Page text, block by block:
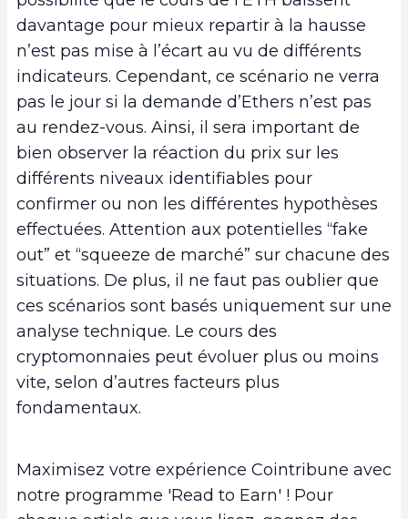
davantage pour mieux repartir à la hausse
n’est pas mise à l’écart au vu de différents
indicateurs. Cependant, ce scénario ne verra
pas le jour si la demande d’Ethers n’est pas
au rendez-vous. Ainsi, il sera important de
bien observer la réaction du prix sur les
différents niveaux identifiables pour
confirmer ou non les différentes hypothèses
effectuées. Attention aux potentielles “fake
out” et “squeeze de marché” sur chacune des
situations. De plus, il ne faut pas oublier que
ces scénarios sont basés uniquement sur une
analyse technique. Le cours des
cryptomonnaies peut évoluer plus ou moins
vite, selon d’autres facteurs plus
fondamentaux.
Maximisez votre expérience Cointribune avec
notre programme 'Read to Earn' ! Pour